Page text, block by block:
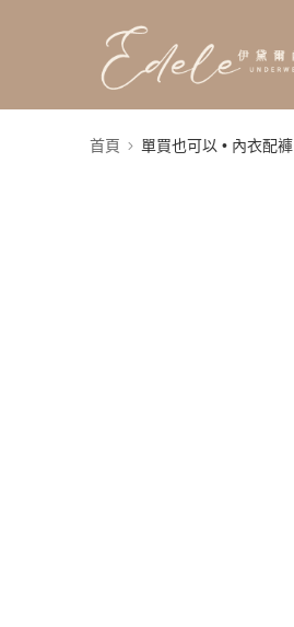
首頁 單買也可以 • 內衣配褲